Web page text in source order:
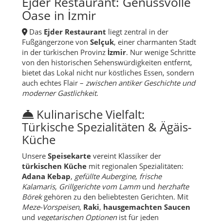
von den historischen Sehenswürdigkeiten entfernt,
bietet das Lokal nicht nur köstliches Essen, sondern
auch echtes Flair –zwischen antiker Geschichte und
moderner Gastlichkeit.
Kulinarische Vielfalt:
Türkische Spezialitäten & Ägäis-
Küche
türkischen Küchemit regionalen Spezialitäten:
Adana Kebap, gefüllte Aubergine,frische
Kalamaris
Grillgerichte vom Lamm
herzhafte
Börekgehören zu den beliebtesten Gerichten. Mit
Meze-Vorspeisen,Raki,hausgemachten Saucen
undvegetarischen Optionenist für jeden
Geschmack etwas dabei.
Frische Zutaten aus der
Region